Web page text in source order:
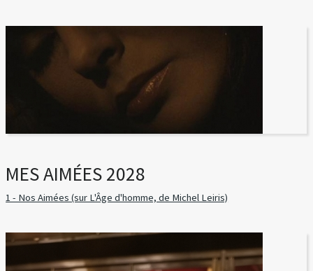
MES AIMÉES 2028
1 - Nos Aimées (sur L'Âge d'homme, de Michel Leiris)